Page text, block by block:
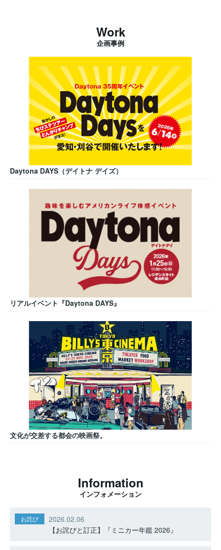
Work
企画事例
Daytona DAYS（デイトナ デイズ）
リアルイベント『Daytona DAYS』
文化が交差する都会の映画祭。
Information
インフォメーション
お詫び
2026.02.06
【お詫びと訂正】『ミニカー年鑑 2026』